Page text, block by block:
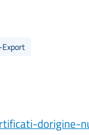
dorigine-